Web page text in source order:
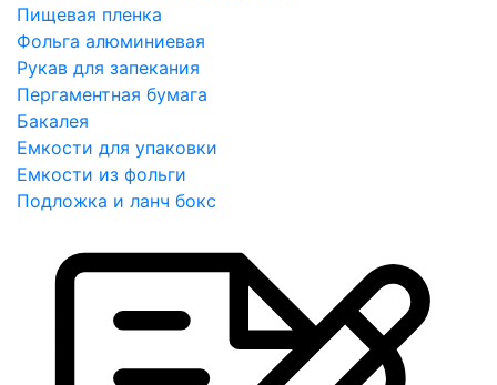
Пищевая пленка
Фольга алюминиевая
Рукав для запекания
Пергаментная бумага
Бакалея
Емкости для упаковки
Емкости из фольги
Подложка и ланч бокс